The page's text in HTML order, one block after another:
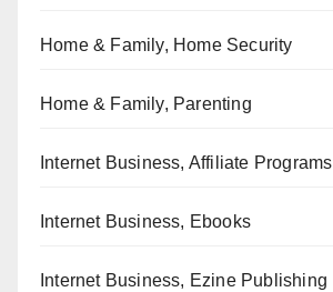
Home & Family, Home Security
Home & Family, Parenting
Internet Business, Affiliate Programs
Internet Business, Ebooks
Internet Business, Ezine Publishing